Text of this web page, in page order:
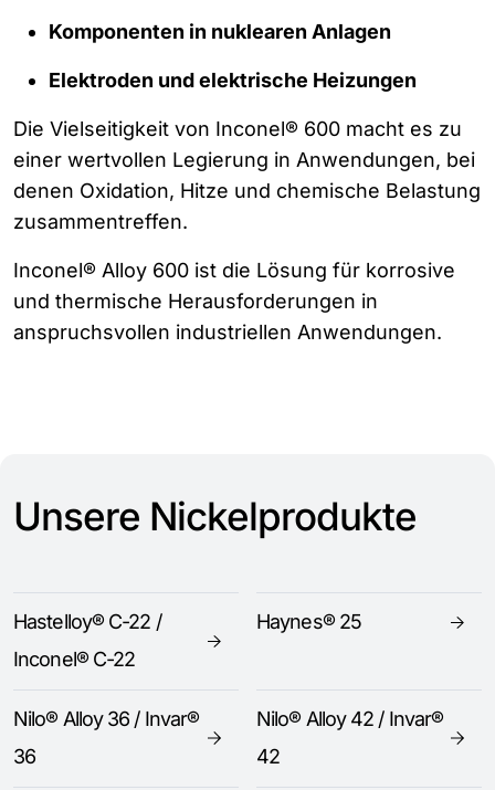
Komponenten in nuklearen Anlagen
Elektroden und elektrische Heizungen
Die Vielseitigkeit von Inconel® 600 macht es zu
einer wertvollen Legierung in Anwendungen, bei
denen Oxidation, Hitze und chemische Belastung
zusammentreffen.
Inconel® Alloy 600 ist die Lösung für korrosive
und thermische Herausforderungen in
anspruchsvollen industriellen Anwendungen.
Unsere Nickelprodukte
Hastelloy® C-22 /
Inconel® C-22
Haynes® 25
Nilo® Alloy 36 / Invar®
36
Nilo® Alloy 42 / Invar®
42